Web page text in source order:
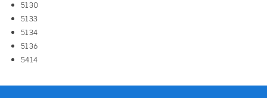
5130
5133
5134
5136
5414